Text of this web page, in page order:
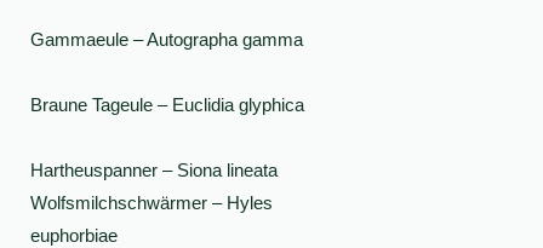
Gammaeule – Autographa gamma
Braune Tageule – Euclidia glyphica
Hartheuspanner – Siona lineata
Wolfsmilchschwärmer – Hyles
euphorbiae